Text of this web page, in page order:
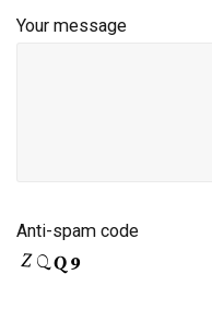
Your message
Anti-spam code